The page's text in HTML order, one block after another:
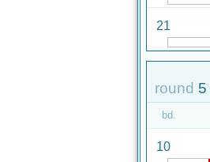
21
round 5
bd.
10